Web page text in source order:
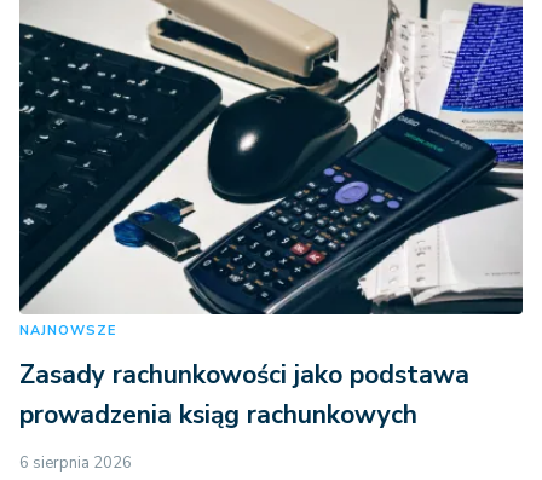
NAJNOWSZE
Zasady rachunkowości jako podstawa
prowadzenia ksiąg rachunkowych
6 sierpnia 2026